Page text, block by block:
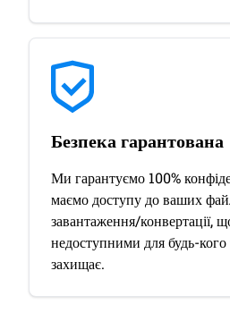
Безпека гарантована
Ми гарантуємо 100%
маємо доступу до ваших
завантаження/конвертації,
недоступними для будь-
захищає.